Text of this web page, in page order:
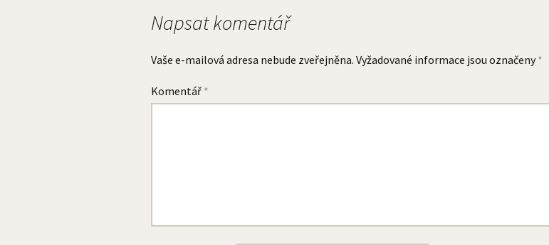
Napsat komentář
Vaše e-mailová adresa nebude zveřejněna. Vyžadované informace jsou označeny*
Komentář *